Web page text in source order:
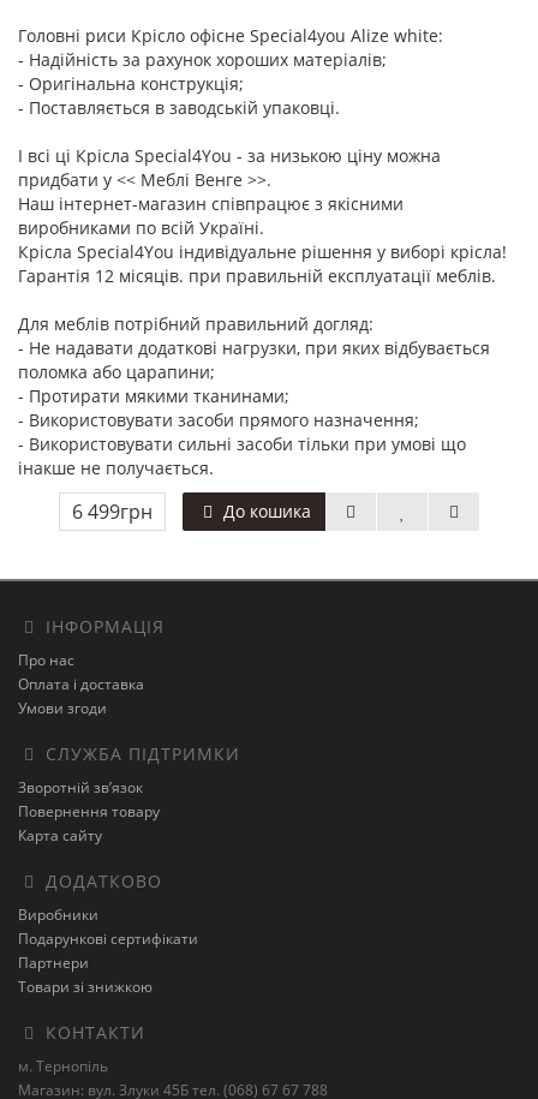
Головні риси Крісло офісне Special4you Alizе whitе:
- Надійність за рахунок хороших матеріалів;
- Оригінальна конструкція;
- Поставляється в заводській упаковці.
І всі ці Крісла Special4You - за низькою ціну можна
придбати у << Меблі Венге >>.
Наш інтернет-магазин співпрацює з якісними
виробниками по всій Україні.
Крісла Special4You індивідуальне рішення у виборі крісла!
Гарантія 12 місяців. при правильній експлуатації меблів.
Для меблів потрібний правильний догляд:
- Не надавати додаткові нагрузки, при яких відбувається
поломка або царапини;
- Протирати мякими тканинами;
- Використовувати засоби прямого назначення;
- Використовувати сильні засоби тільки при умові що
інакше не получається.
6 499грн До кошика
ІНФОРМАЦІЯ
Про нас
Оплата і доставка
Умови згоди
СЛУЖБА ПІДТРИМКИ
Зворотній зв’язок
Повернення товару
Карта сайту
ДОДАТКОВО
Виробники
Подарункові сертифікати
Партнери
Товари зі знижкою
КОНТАКТИ
м. Тернопіль
Магазин: вул. Злуки 45Б тел. (068) 67 67 788